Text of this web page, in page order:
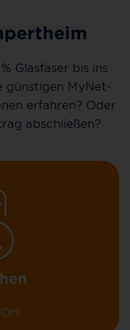
Glasfaser bis ins
günstigen MyNet-
erfahren? Oder
abschließen?